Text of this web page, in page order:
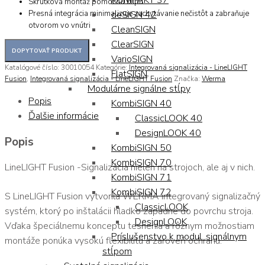
deSIGN 42
CleanSIGN
ClearSIGN
VarioSIGN
FlatSIGN
Modulárne signálne stĺpy
KombiSIGN 40
ClassicLOOK 40
DesignLOOK 40
KombiSIGN 50
KombiSIGN 70
KombiSIGN 71
KombiSIGN 72
ClassicLOOK
DesignLOOK
Príslušenstvo k modul. signálnym
stĺpom
Presná integrácia minimalizuje zachytávanie nečistôt a zabraňuje
otvorom vo vnútri
Katalógové číslo: 30010054 Kategórie: Integrovaná signalizácia - LineLIGHT
Fusion, Integrovaná signalizácia - LineLIGHT Fusion Značka: Werma
Popis
Ďalšie informácie
Popis
LineLIGHT Fusion -Signalizácia nielen na strojoch, ale aj v nich.
S LineLIGHT Fusion vytvorila WERMA integrovaný signalizačný
systém, ktorý po inštalácii hladko zapadne do povrchu stroja.
Vďaka špeciálnemu konceptu tesnenia a rôznym možnostiam
montáže ponúka vysokú flexibilitu a zároveň ochranu.